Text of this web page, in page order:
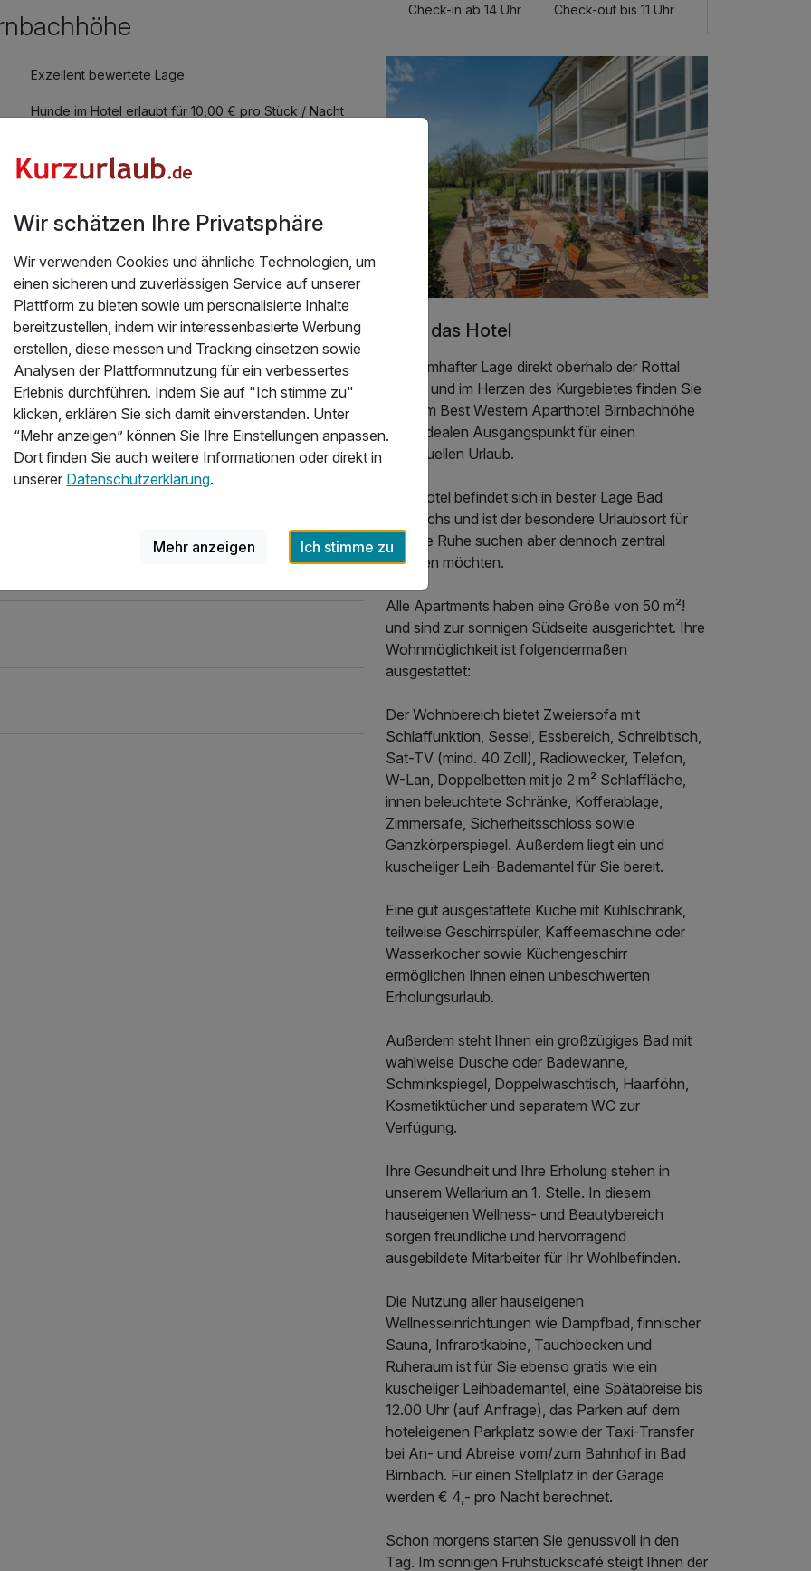
56,00 €
29,00 €
Exzellent bewertete Lage
Hunde im Hotel erlaubt für 10,00 € pro Stück / Nacht
in die Rottal Terme
freuen uns schon auf den Urlaub im Dezember.
Check-in ab 14 Uhr Check-out bis 11 Uhr
Über das Hotel
In traumhafter Lage direkt oberhalb der Rottal
Terme und im Herzen des Kurgebietes finden Sie
mit dem Best Western Aparthotel Birnbachhöhe
Ihren idealen Ausgangspunkt für einen
individuellen Urlaub.
Das Hotel befindet sich in bester Lage Bad
Birnbachs und ist der besondere Urlaubsort für
alle, die Ruhe suchen aber dennoch zentral
wohnen möchten.
Alle Apartments haben eine Größe von 50 m²!
und sind zur sonnigen Südseite ausgerichtet. Ihre
Wohnmöglichkeit ist folgendermaßen
ausgestattet:
Der Wohnbereich bietet Zweiersofa mit
Schlaffunktion, Sessel, Essbereich, Schreibtisch,
Sat-TV (mind. 40 Zoll), Radiowecker, Telefon,
W-Lan, Doppelbetten mit je 2 m² Schlaffläche,
innen beleuchtete Schränke, Kofferablage,
Zimmersafe, Sicherheitsschloss sowie
Ganzkörperspiegel. Außerdem liegt ein und
kuscheliger Leih-Bademantel für Sie bereit.
Eine gut ausgestattete Küche mit Kühlschrank,
teilweise Geschirrspüler, Kaffeemaschine oder
Wasserkocher sowie Küchengeschirr
ermöglichen Ihnen einen unbeschwerten
Erholungsurlaub.
Außerdem steht Ihnen ein großzügiges Bad mit
wahlweise Dusche oder Badewanne,
Schminkspiegel, Doppelwaschtisch, Haarföhn,
Kosmetiktücher und separatem WC zur
Verfügung.
Ihre Gesundheit und Ihre Erholung stehen in
unserem Wellarium an 1. Stelle. In diesem
hauseigenen Wellness- und Beautybereich
sorgen freundliche und hervorragend
ausgebildete Mitarbeiter für Ihr Wohlbefinden.
Die Nutzung aller hauseigenen
Wellnesseinrichtungen wie Dampfbad, finnischer
Sauna, Infrarotkabine, Tauchbecken und
Ruheraum ist für Sie ebenso gratis wie ein
kuscheliger Leihbademantel, eine Spätabreise bis
12.00 Uhr (auf Anfrage), das Parken auf dem
hoteleigenen Parkplatz sowie der Taxi-Transfer
bei An- und Abreise vom/zum Bahnhof in Bad
Birnbach. Für einen Stellplatz in der Garage
werden € 4,- pro Nacht berechnet.
Schon morgens starten Sie genussvoll in den
Tag. Im sonnigen Frühstückscafé steigt Ihnen der
Wir schätzen Ihre Privatsphäre
Wir verwenden Cookies und ähnliche Technologien, um
einen sicheren und zuverlässigen Service auf unserer
Plattform zu bieten sowie um personalisierte Inhalte
bereitzustellen, indem wir interessenbasierte Werbung
erstellen, diese messen und Tracking einsetzen sowie
Analysen der Plattformnutzung für ein verbessertes
Erlebnis durchführen. Indem Sie auf "Ich stimme zu"
klicken, erklären Sie sich damit einverstanden. Unter
“Mehr anzeigen” können Sie Ihre Einstellungen anpassen.
Dort finden Sie auch weitere Informationen oder direkt in
unserer Datenschutzerklärung.
Mehr anzeigen Ich stimme zu